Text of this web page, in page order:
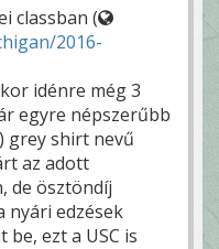
classban (
2016-
idénre még 3
egyre népszerűbb
grey shirt nevű
az adott
de ösztöndíj
nyári edzések
ezt a USC is